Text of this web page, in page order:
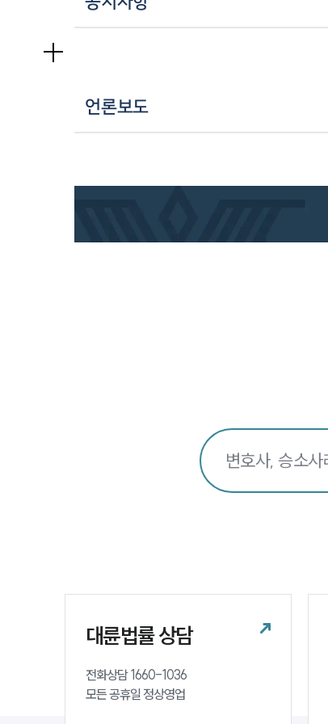
언론보도
대륜법률 상담
전화상담 1660-1036
모든 공휴일 정상영업